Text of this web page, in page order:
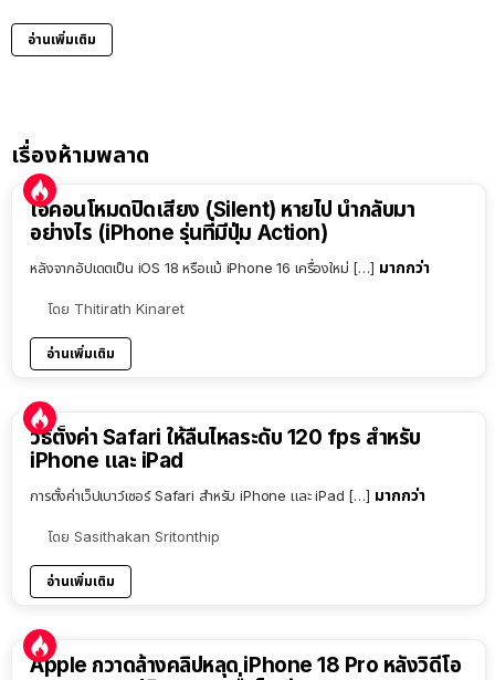
อ่านเพิ่มเติม
เรื่องห้ามพลาด
ไอคอนโหมดปิดเสียง (Silent) หายไป นำกลับมา
อย่างไร (iPhone รุ่นที่มีปุ่ม Action)
หลังจากอัปเดตเป็น iOS 18 หรือแม้ iPhone 16 เครื่องใหม่ […] มากกว่า
โดย Thitirath Kinaret
อ่านเพิ่มเติม
วิธีตั้งค่า Safari ให้ลื่นไหลระดับ 120 fps สำหรับ
iPhone และ iPad
การตั้งค่าเว็ปเบาว์เซอร์ Safari สำหรับ iPhone และ iPad […] มากกว่า
โดย Sasithakan Sritonthip
อ่านเพิ่มเติม
Apple กวาดล้างคลิปหลุด iPhone 18 Pro หลังวิดีโอ